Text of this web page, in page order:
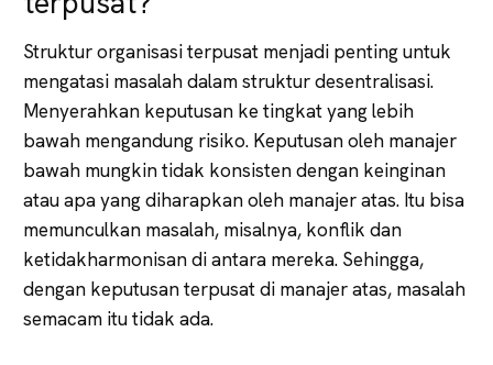
Struktur organisasi terpusat menjadi penting untuk
mengatasi masalah dalam struktur desentralisasi.
Menyerahkan keputusan ke tingkat yang lebih
bawah mengandung risiko. Keputusan oleh manajer
bawah mungkin tidak konsisten dengan keinginan
atau apa yang diharapkan oleh manajer atas. Itu bisa
memunculkan masalah, misalnya, konflik dan
ketidakharmonisan di antara mereka. Sehingga,
dengan keputusan terpusat di manajer atas, masalah
semacam itu tidak ada.